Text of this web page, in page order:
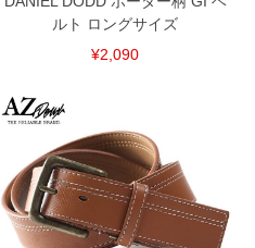
ルト ロングサイズ
¥2,090